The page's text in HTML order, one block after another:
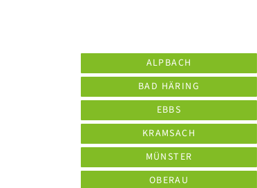
ALPBACH
BAD HÄRING
EBBS
KRAMSACH
MÜNSTER
OBERAU